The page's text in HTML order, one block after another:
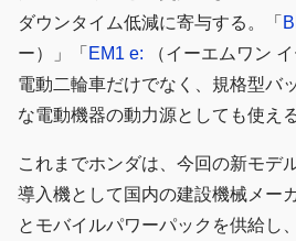
ダウンタイム低減に寄与する。「
ー）」「 EM1 e:
（イーエムワン
電動二輪車だけでなく、規格型バ
な電動機器の動力源としても使える
これまでホンダは、今回の新モデ
導入機として国内の建設機械メー
とモバイルパワーパックを供給し